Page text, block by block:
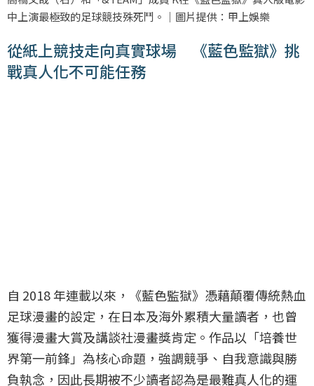
中上演最極致的足球競技殊死鬥。｜圖片提供：甲上娛樂
從紙上競技走向真實球場 《藍色監獄》挑
戰真人化不可能任務
自 2018 年連載以來，《藍色監獄》憑藉顛覆傳統熱血
足球漫畫的設定，在日本及海外累積大量讀者，也曾
獲得漫畫大賞及講談社漫畫獎肯定。作品以「培養世
界第一前鋒」為核心命題，強調競爭、自我意識與勝
負執念，因此長期被不少讀者認為是最難真人化的運